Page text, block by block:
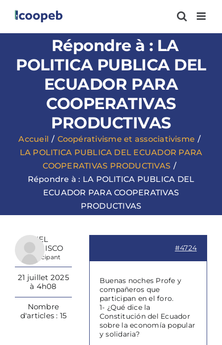
contenu
Répondre à : LA
POLITICA PUBLICA DEL
ECUADOR PARA
COOPERATIVAS
PRODUCTIVAS
Accueil
Coopérativisme et associativisme
LA POLITICA PUBLICA DEL ECUADOR PARA
COOPERATIVAS PRODUCTIVAS
Répondre à : LA POLITICA PUBLICA DEL
ECUADOR PARA COOPERATIVAS
PRODUCTIVAS
NEL
FRANCISCO
Participant
21 juillet 2025
à 4h08
Nombre
d'articles : 15
#4724
Buenas noches Profe y
compañeros que
participan en el foro.
1- ¿Qué dice la
Constitución del Ecuador
sobre la economía popular
y solidaria?